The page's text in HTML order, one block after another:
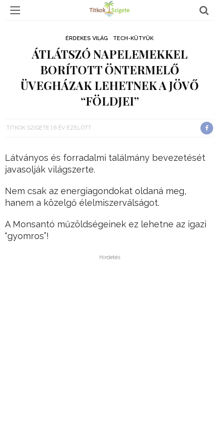
ÉRDEKES VILÁG TECH-KÜTYÜK
ÁTLÁTSZÓ NAPELEMEKKEL
BORÍTOTT ÖNTERMELŐ
ÜVEGHÁZAK LEHETNEK A JÖVŐ
“FÖLDJEI”
TITKOK SZIGETE 6 ÉV EZELŐTT
Látványos és forradalmi találmány bevezetését
javasolják világszerte.
Nem csak az energiagondokat oldaná meg,
hanem a közelgő élelmiszerválságot.
A Monsantó műzöldségeinek ez lehetne az igazi
“gyomros”!
Hirdetés